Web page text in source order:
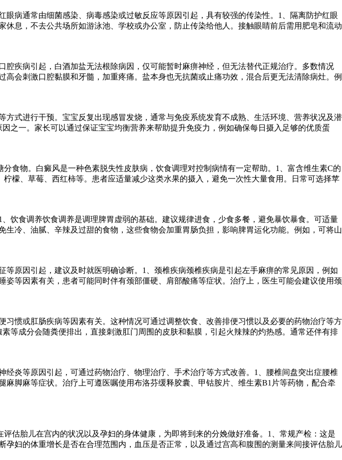
病通常由细菌感染、病毒感染或过敏反应等原因引起，具有较强的传染性。1、隔离防护红眼
息，不去公共场所如游泳池、学校或办公室，防止传染给他人。接触眼睛前后需用肥皂和流动
疾病引起，白酒加盐无法根除病因，仅可能暂时麻痹神经，但无法替代正规治疗。多数情况
会刺激口腔黏膜和牙髓，加重疼痛。盐本身也无抗菌或止痛功效，混合后更无法清除病灶。例
式进行干预。宝宝反复出现感冒发烧，通常与免疫系统发育不成熟、生活环境、营养状况及潜
之一。家长可以通过保证宝宝均衡营养来帮助提升免疫力，例如确保每日摄入足够的优质蛋
食物。白癜风是一种色素脱失性皮肤病，饮食调理对控制病情有一定帮助。1、富含维生素C的
檬、草莓、西红柿等。患者应适量减少这类水果的摄入，避免一次性大量食用。日常可选择苹
饮食调养饮食调养是调理脾胃虚弱的基础。建议规律进食，少食多餐，避免暴饮暴食。可适量
冷、油腻、辛辣及过甜的食物，这些食物会加重胃肠负担，影响脾胃运化功能。例如，可将山
原因引起，建议及时就医明确诊断。1、颈椎疾病颈椎疾病是引起左手麻痹的常见原因，例如
等因素有关，患者可能同时伴有颈部僵硬、肩部酸痛等症状。治疗上，医生可能会建议使用颈
惯或肛肠疾病等因素有关。这种情况可通过调整饮食、改善排便习惯以及必要的药物治疗等方
等成分会随粪便排出，直接刺激肛门周围的皮肤和黏膜，引起火辣辣的灼热感。通常还伴有排
炎等原因引起，可通过药物治疗、物理治疗、手术治疗等方式改善。1、腰椎间盘突出症腰椎
脚麻等症状。治疗上可遵医嘱使用布洛芬缓释胶囊、甲钴胺片、维生素B1片等药物，配合牵
估胎儿在宫内的状况以及孕妇的身体健康，为即将到来的分娩做好准备。1、常规产检：这是
妇的体重增长是否在合理范围内，血压是否正常，以及通过宫高和腹围的测量来间接评估胎儿